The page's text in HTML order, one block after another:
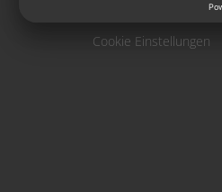
Versandkostenrechner
Cookie Einstellungen